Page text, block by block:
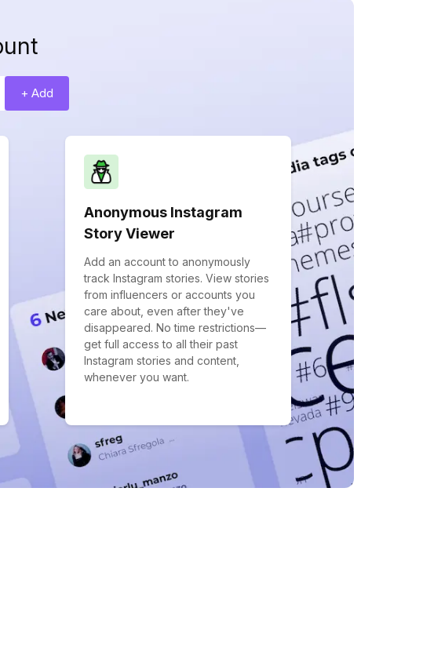
+ Add
Anonymous Instagram
Story Viewer
Add an account to anonymously
track Instagram stories. View stories
from influencers or accounts you
care about, even after they've
disappeared. No time restrictions—
get full access to all their past
Instagram stories and content,
whenever you want.